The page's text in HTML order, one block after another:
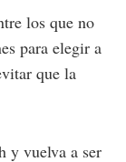
los que no
para elegir a
que la
y vuelva a ser